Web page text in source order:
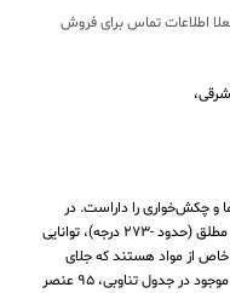
اطلاعات تماس برای فروش
و چکش‌خواری را داراست. در
تعریف فیزیکی فلز ماده ای است که در دمای صفر مطلق (حدود -۲۷۳ درجه)، توانایی
خاص از مواد هستند که جلای
فلزی داشته و معمولاً محکم هستند. از ۱۱۸ عنصر موجود در جدول تناوبی، ۹۵ عنصر